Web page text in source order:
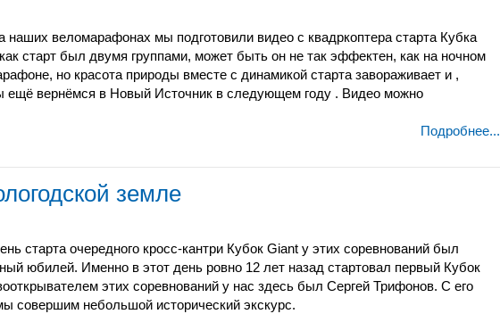
наших веломарафонах мы подготовили видео с квадркоптера старта Кубка
старт был двумя группами, может быть он не так эффектен, как на ночном
но красота природы вместе с динамикой старта завораживает и ,
ещё вернёмся в Новый Источник в следующем году . Видео можно
Подробнее...
земле
старта очередного кросс-кантри Кубок Giant у этих соревнований был
юбилей. Именно в этот день ровно 12 лет назад стартовал первый Кубок
этих соревнований у нас здесь был Сергей Трифонов. С его
совершим небольшой исторический экскурс.